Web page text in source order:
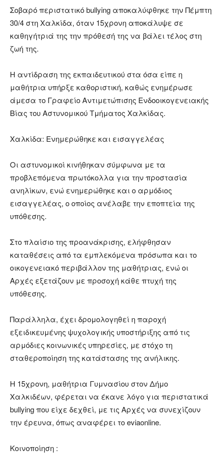
Σοβαρό περιστατικό bullying αποκαλύφθηκε την Πέμπτη
30/4 στη Χαλκίδα, όταν 15χρονη αποκάλυψε σε
καθηγήτριά της την πρόθεσή της να βάλει τέλος στη
ζωή της.
Η αντίδραση της εκπαιδευτικού στα όσα είπε η
μαθήτρια υπήρξε καθοριστική, καθώς ενημέρωσε
άμεσα το Γραφείο Αντιμετώπισης Ενδοοικογενειακής
Βίας του Αστυνομικού Τμήματος Χαλκίδας.
Χαλκίδα: Ενημερώθηκε και εισαγγελέας
Οι αστυνομικοί κινήθηκαν σύμφωνα με τα
προβλεπόμενα πρωτόκολλα για την προστασία
ανηλίκων, ενώ ενημερώθηκε και ο αρμόδιος
εισαγγελέας, ο οποίος ανέλαβε την εποπτεία της
υπόθεσης.
Στο πλαίσιο της προανάκρισης, ελήφθησαν
καταθέσεις από τα εμπλεκόμενα πρόσωπα και το
οικογενειακό περιβάλλον της μαθήτριας, ενώ οι
Αρχές εξετάζουν με προσοχή κάθε πτυχή της
υπόθεσης.
Παράλληλα, έχει δρομολογηθεί η παροχή
εξειδικευμένης ψυχολογικής υποστήριξης από τις
αρμόδιες κοινωνικές υπηρεσίες, με στόχο τη
σταθεροποίηση της κατάστασης της ανήλικης.
Η 15χρονη, μαθήτρια Γυμνασίου στον Δήμο
Χαλκιδέων, φέρεται να έκανε λόγο για περιστατικά
bullying που είχε δεχθεί, με τις Αρχές να συνεχίζουν
την έρευνα, όπως αναφέρει το eviaonline.
Κοινοποίηση :